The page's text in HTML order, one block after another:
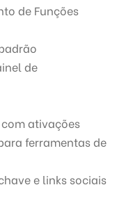
de Funções
de
ativações
ferramentas de
e links sociais